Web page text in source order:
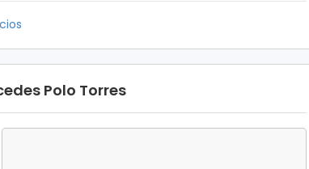
Polo Torres